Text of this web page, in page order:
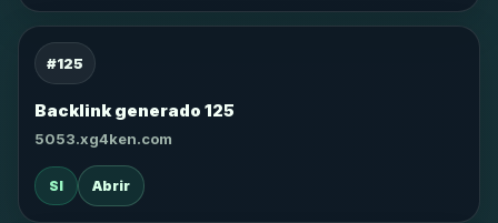
#125
Backlink generado 125
5053.xg4ken.com
SI Abrir